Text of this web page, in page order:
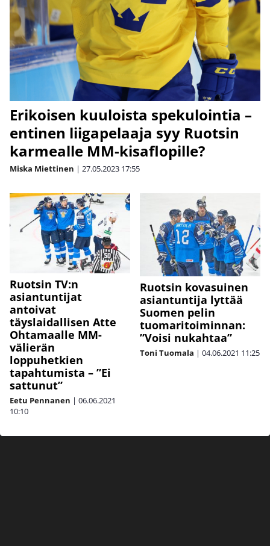
Erikoisen kuuloista spekulointia –
entinen liigapelaaja syy Ruotsin
karmealle MM-kisaflopille?
Miska Miettinen | 27.05.2023 17:55
Ruotsin TV:n
asiantuntijat
antoivat
täyslaidallisen Atte
Ohtamaalle MM-
välierän
loppuhetkien
tapahtumista – ”Ei
sattunut”
Eetu Pennanen | 06.06.2021
10:10
Ruotsin kovasuinen
asiantuntija lyttää
Suomen pelin
tuomaritoiminnan:
”Voisi nukahtaa”
Toni Tuomala | 04.06.2021 11:25